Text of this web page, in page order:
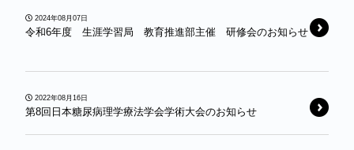
2024年08月07日
令和6年度 生涯学習局 教育推進部主催 研修会のお知らせ
2022年08月16日
第8回日本糖尿病理学療法学会学術大会のお知らせ